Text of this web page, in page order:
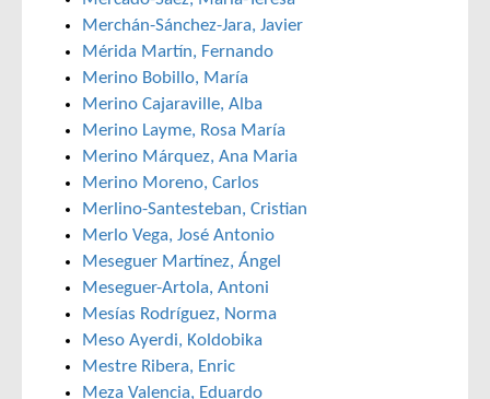
Merchán-Sánchez-Jara, Javier
Mérida Martín, Fernando
Merino Bobillo, María
Merino Cajaraville, Alba
Merino Layme, Rosa María
Merino Márquez, Ana Maria
Merino Moreno, Carlos
Merlino-Santesteban, Cristian
Merlo Vega, José Antonio
Meseguer Martínez, Ángel
Meseguer-Artola, Antoni
Mesías Rodríguez, Norma
Meso Ayerdi, Koldobika
Mestre Ribera, Enric
Meza Valencia, Eduardo